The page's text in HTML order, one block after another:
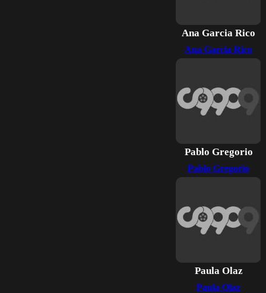
Ana Garcia Rico
Ana Garcia Rico
Pablo Gregorio
Pablo Gregorio
Paula Olaz
Paula Olaz